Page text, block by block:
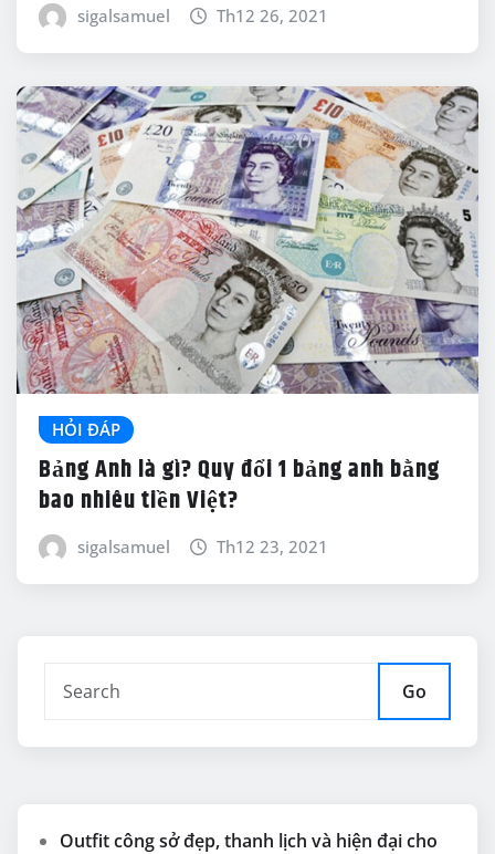
sigalsamuel Th12 26, 2021
HỎI ĐÁP
Bảng Anh là gì? Quy đổi 1 bảng anh bằng
bao nhiêu tiền Việt?
sigalsamuel Th12 23, 2021
Go
Outfit công sở đẹp, thanh lịch và hiện đại cho